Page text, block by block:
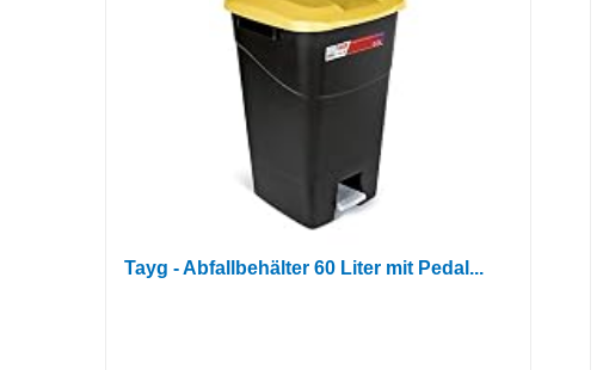
Tayg - Abfallbehälter 60 Liter mit Pedal...